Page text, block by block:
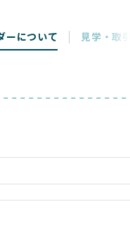
ーについて 見学・取